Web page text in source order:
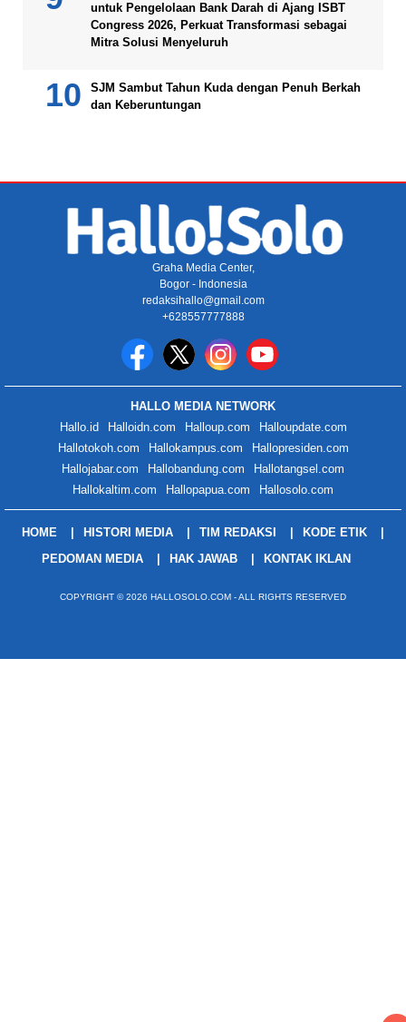
untuk Pengelolaan Bank Darah di Ajang ISBT
Congress 2026, Perkuat Transformasi sebagai
Mitra Solusi Menyeluruh
SJM Sambut Tahun Kuda dengan Penuh Berkah
dan Keberuntungan
Graha Media Center,
Bogor - Indonesia
redaksihallo@gmail.com
+628557777888
HALLO MEDIA NETWORK
Hallo.id
Halloidn.com Halloup.com
Halloupdate.com
Hallotokoh.com
Hallokampus.com
Hallopresiden.com
Hallojabar.com
Hallobandung.com
Hallotangsel.com
Hallokaltim.com
Hallopapua.com Hallosolo.com
HOME HISTORI MEDIA TIM REDAKSI
KODE ETIK
PEDOMAN MEDIA
HAK JAWAB KONTAK IKLAN
COPYRIGHT © 2026 HALLOSOLO.COM - ALL RIGHTS RESERVED